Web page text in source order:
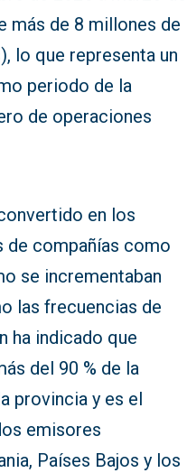
más de 8 millones de
lo que representa un
periodo de la
de operaciones
en los
de compañías como
se incrementaban
las frecuencias de
ha indicado que
del 90 % de la
provincia y es el
emisores
Países Bajos y los